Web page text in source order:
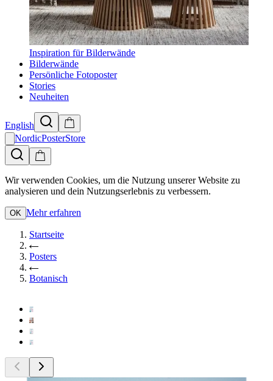
Inspiration für Bilderwände
Bilderwände
Persönliche Fotoposter
Stories
Neuheiten
English
NordicPosterStore
Wir verwenden Cookies, um die Nutzung unserer Website zu
analysieren und dein Nutzungserlebnis zu verbessern.
OK Mehr erfahren
Startseite
Posters
Botanisch